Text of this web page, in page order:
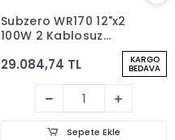
Subzero WR170 12"x2
100W 2 Kablosuz
Mikrofonlu Kumandalı
Baloncuk Çıkartan
RGB Bluetooth/Usb/Sd
Müzik Kutusu
29.084,74 TL KARGO
BEDAVA
Sepete Ekle